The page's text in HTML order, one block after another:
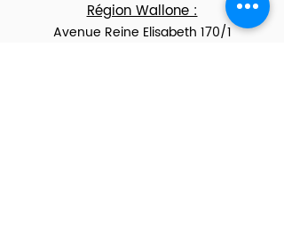
Région Wallone :
Avenue Reine Elisabeth 170/1